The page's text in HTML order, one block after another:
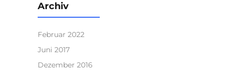
Archiv
Februar 2022
Juni 2017
Dezember 2016